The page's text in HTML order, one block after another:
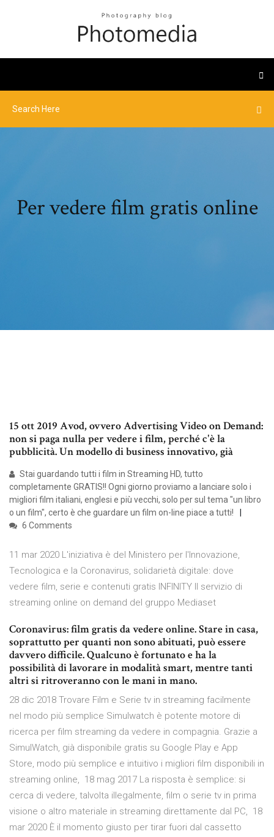
Per vedere film gratis online
15 ott 2019 Avod, ovvero Advertising Video on Demand:
non si paga nulla per vedere i film, perché c'è la
pubblicità. Un modello di business innovativo, già
Stai guardando tutti i film in Streaming HD, tutto
completamente GRATIS!! Ogni giorno proviamo a lanciare solo i
migliori film italiani, englesi e più vecchi, solo per sul tema "un libro
o un film", certo è che guardare un film on-line piace a tutti!
6 Comments
11 mar 2020 L'iniziativa è del Ministero per l'Innovazione,
Tecnologica e la Coronavirus, solidarietà digitale: dove
vedere film, serie e contenuti gratis INFINITY Il servizio di
streaming online on demand del gruppo Mediaset
Coronavirus: film gratis da vedere online. Stare in casa,
soprattutto per quanti non sono abituati, può essere
davvero difficile. Qualcuno è fortunato e ha la
possibilità di lavorare in modalità smart, mentre tanti
altri si ritroveranno con le mani in mano.
28 dic 2018 Trovare Film e Serie tv in streaming facilmente
nel modo più semplice Simulwatch è potente motore di
ricerca per film streaming da vedere in compagnia. Grazie a
SimulWatch, già disponibile gratis su Google Play e App
Store, modo più semplice e intuitivo i migliori film disponibili in
streaming online, 18 mag 2017 La risposta è semplice: si
cerca di vedere, talvolta illegalmente, film o serie tv in prima
visione o altro materiale in streaming direttamente dal PC, 18
mar 2020 È il momento giusto per tirar fuori dal cassetto